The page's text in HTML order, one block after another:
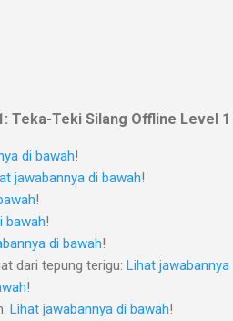
Teka-Teki Silang Offline Level
di bawah!
jawabannya di bawah!
!
bawah!
di bawah!
dari tepung terigu: Lihat jawabannya
!
Lihat jawabannya di bawah!